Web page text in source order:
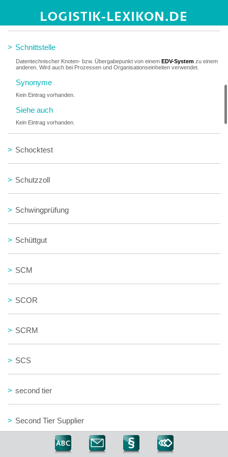
Schnelldreher
> Schnittstelle
Datentechnischer Knoten- bzw. Übergabepunkt von einem EDV-System zu einem
anderen. Wird auch bei Prozessen und Organisationseinheiten verwendet.
Synonyme
Kein Eintrag vorhanden.
Siehe auch
Kein Eintrag vorhanden.
> Schocktest
> Schutzzoll
> Schwingprüfung
> Schüttgut
> SCM
> SCOR
> SCRM
> SCS
> second tier
> Second Tier Supplier